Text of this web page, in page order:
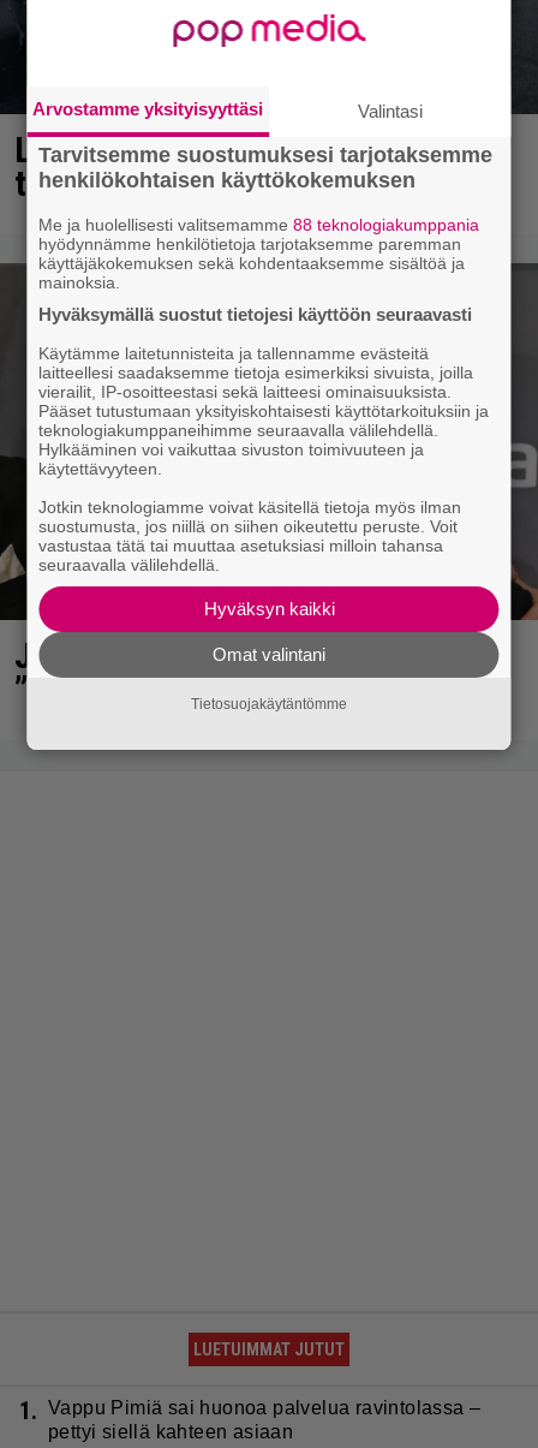
Laulaja Mirellan rantakuvat ovat
täynnä lomaa, aurinkoa ja iloa
Jani Sieviseltä harvinainen kuva –
”Kaikki lapset samaan aikaan”
LUETUIMMAT JUTUT
1. Vappu Pimiä sai huonoa palvelua ravintolassa –
pettyi siellä kahteen asiaan
Arvostamme yksityisyyttäsi Valintasi
Tarvitsemme suostumuksesi tarjotaksemme
henkilökohtaisen käyttökokemuksen
Me ja huolellisesti valitsemamme88 teknologiakumppania
hyödynnämme henkilötietoja tarjotaksemme paremman
käyttäjäkokemuksen sekä kohdentaaksemme sisältöä ja
mainoksia.
Hyväksymällä suostut tietojesi käyttöön seuraavasti
Käytämme laitetunnisteita ja tallennamme evästeitä
laitteellesi saadaksemme tietoja esimerkiksi sivuista, joilla
vierailit, IP-osoitteestasi sekä laitteesi ominaisuuksista.
Pääset tutustumaan yksityiskohtaisesti käyttötarkoituksiin ja
teknologiakumppaneihimme seuraavalla välilehdellä.
Hylkääminen voi vaikuttaa sivuston toimivuuteen ja
käytettävyyteen.
Jotkin teknologiamme voivat käsitellä tietoja myös ilman
suostumusta, jos niillä on siihen oikeutettu peruste. Voit
vastustaa tätä tai muuttaa asetuksiasi milloin tahansa
seuraavalla välilehdellä.
Hyväksyn kaikki
Omat valintani
Tietosuojakäytäntömme